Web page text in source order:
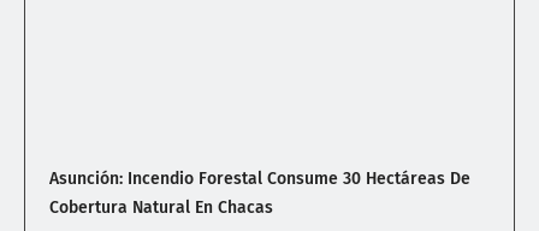
Asunción: Incendio Forestal Consume 30 Hectáreas De
Cobertura Natural En Chacas